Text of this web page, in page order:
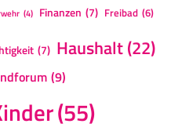
(4) Finanzen (7) Freibad (6)
(7) Haushalt(22)
(9)
(55)